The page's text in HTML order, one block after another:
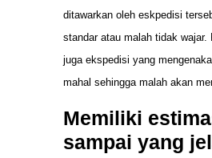
ditawarkan oleh eskpedisi
standar atau malah tidak wajar.
juga ekspedisi yang
mahal sehingga malah akan
Memiliki
sampai yang